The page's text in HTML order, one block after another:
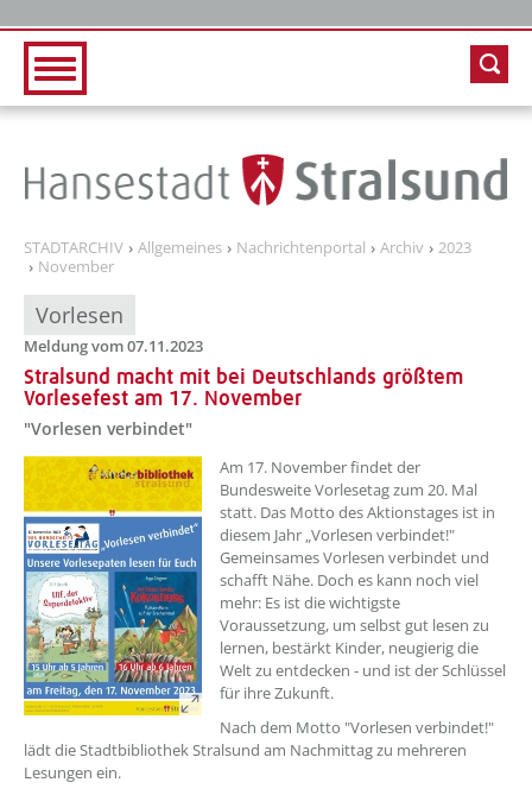
STADTARCHIV Allgemeines Nachrichtenportal Archiv
2023
November
Vorlesen
Meldung vom 07.11.2023
Stralsund macht mit bei Deutschlands größtem
Vorlesefest am 17. November
"Vorlesen verbindet"
??? absaetzeOben[1]/titel ???
Am 17. November findet der
Bundesweite Vorlesetag zum 20. Mal
statt. Das Motto des Aktionstages ist in
diesem Jahr „Vorlesen verbindet!"
Gemeinsames Vorlesen verbindet und
schafft Nähe. Doch es kann noch viel
mehr: Es ist die wichtigste
Voraussetzung, um selbst gut lesen zu
lernen, bestärkt Kinder, neugierig die
Welt zu entdecken - und ist der Schlüssel
für ihre Zukunft.
Nach dem Motto "Vorlesen verbindet!"
lädt die Stadtbibliothek Stralsund am Nachmittag zu mehreren
Lesungen ein.